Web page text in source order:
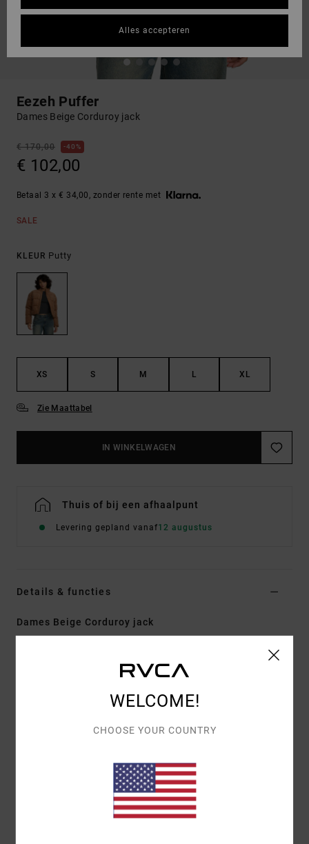
Eezeh Puffer
Dames Beige Corduroy jack
€ 170,00 40%
€ 102,00
Betaal 3 x € 34,00, zonder rente met
SALE
KLEUR Putty
XS S M L XL
Zie Maattabel
IN WINKELWAGEN
Thuis of bij een afhaalpunt
Levering gepland vanaf12 augustus
Details & functies
Dames Beige Corduroy jack
Katoenen corduroy
Metalen RVCA-badge
Verborgen ribgebreide boorden
WELCOME!
CHOOSE YOUR COUNTRY
Alles accepteren